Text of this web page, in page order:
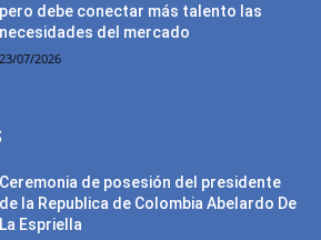
pero debe conectar más talento las
necesidades del mercado
23/07/2026
Ceremonia de posesión del presidente
de la Republica de Colombia Abelardo De
La Espriella